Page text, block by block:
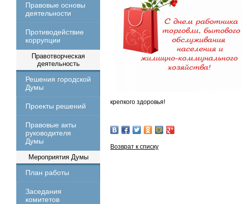
Правовые основы
деятельности
Противодействие
коррупции
Правотворческая
деятельность
Решения городской
Думы
Проекты решений
Правовые акты
руководителя
Думы
Мероприятия Думы
План работы
Заседания
комитетов
крепкого здоровья!
Возврат к списку